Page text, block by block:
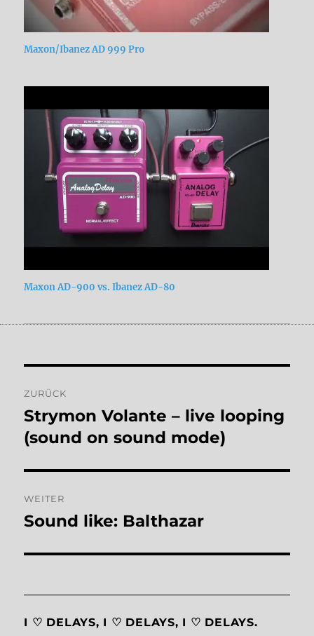
Maxon/Ibanez AD 999 Pro
Maxon AD-900 vs. Ibanez AD-80
ZURÜCK
Vorheriger
Beitrag:
Strymon Volante – live looping
(sound on sound mode)
WEITER
Nächster
Sound like: Balthazar
I ♡ DELAYS, I ♡ DELAYS, I ♡ DELAYS.